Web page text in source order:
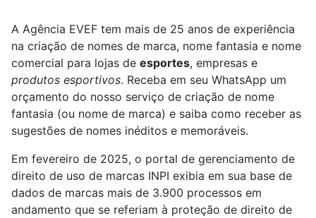
A Agência EVEF tem mais de 25 anos de experiência
na criação de nomes de marca, nome fantasia e nome
comercial para lojas de esportes, empresas e
produtos esportivos. Receba em seu WhatsApp um
orçamento do nosso serviço de criação de nome
fantasia (ou nome de marca) e saiba como receber as
sugestões de nomes inéditos e memoráveis.
Em fevereiro de 2025, o portal de gerenciamento de
direito de uso de marcas INPI exibia em sua base de
dados de marcas mais de 3.900 processos em
andamento que se referiam à proteção de direito de